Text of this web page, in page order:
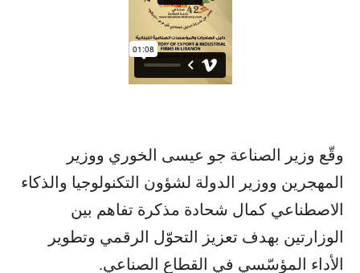
وقّع وزير الصناعة جو عيسى الخوري ووزير
المهجرين ووزير الدولة لشؤون التكنولوجيا والذكاء
الاصطناعي كمال شحادة مذكرة تفاهم بين
الوزارتين بهدف تعزيز التحوّل الرقمي وتطوير
الأداء المؤسّسي في القطاع الصناعي.